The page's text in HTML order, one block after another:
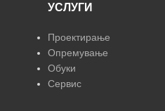
УСЛУГИ
Проектирање
Опремување
Обуки
Сервис